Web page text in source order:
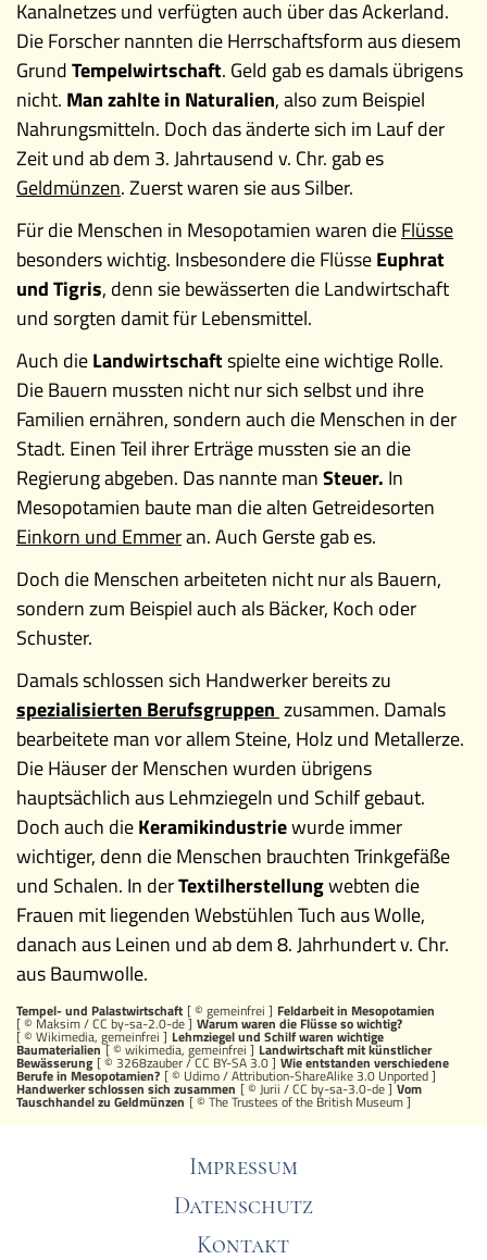
Kanalnetzes und verfügten auch über das Ackerland.
Die Forscher nannten die Herrschaftsform aus diesem
GrundTempelwirtschaft. Geld gab es damals übrigens
nicht. Man zahlte in Naturalien, also zum Beispiel
Nahrungsmitteln. Doch das änderte sich im Lauf der
Zeit und ab dem 3. Jahrtausend v. Chr. gab es
Geldmünzen. Zuerst waren sie aus Silber.
Für die Menschen in Mesopotamien waren dieFlüsse
besonders wichtig. Insbesondere die FlüsseEuphrat
und Tigris, denn sie bewässerten die Landwirtschaft
und sorgten damit für Lebensmittel.
Auch dieLandwirtschaftspielte eine wichtige Rolle.
Die Bauern mussten nicht nur sich selbst und ihre
Familien ernähren, sondern auch die Menschen in der
Stadt. Einen Teil ihrer Erträge mussten sie an die
Regierung abgeben. Das nannte manSteuer. In
Mesopotamien baute man die alten Getreidesorten
Einkorn und Emmeran. Auch Gerste gab es.
Doch die Menschen arbeiteten nicht nur als Bauern,
sondern zum Beispiel auch als Bäcker, Koch oder
Schuster.
Damals schlossen sich Handwerker bereits zu
spezialisierten Berufsgruppen zusammen. Damals
bearbeitete man vor allem Steine, Holz und Metallerze.
Die Häuser der Menschen wurden übrigens
hauptsächlich aus Lehmziegeln und Schilf gebaut.
Doch auch dieKeramikindustriewurde immer
wichtiger, denn die Menschen brauchten Trinkgefäße
und Schalen. In derTextilherstellungwebten die
Frauen mit liegenden Webstühlen Tuch aus Wolle,
danach aus Leinen und ab dem 8. Jahrhundert v. Chr.
aus Baumwolle.
Tempel- und Palastwirtschaft [ © gemeinfrei ] Feldarbeit in Mesopotamien
[ © Maksim/CC by-sa-2.0-de] Warum waren die Flüsse so wichtig?
[ © Wikimedia, gemeinfrei ] Lehmziegel und Schilf waren wichtige
Baumaterialien [ © wikimedia, gemeinfrei ] Landwirtschaft mit künstlicher
Bewässerung [ © 3268zauber/CC BY-SA 3.0] Wie entstanden verschiedene
Berufe in Mesopotamien? [ © Udimo /Attribution-ShareAlike 3.0 Unported]
Handwerker schlossen sich zusammen [ © Jurii /CC by-sa-3.0-de] Vom
Tauschhandel zu Geldmünzen [ © The Trustees of the British Museum ]
Impressum
Datenschutz
Kontakt